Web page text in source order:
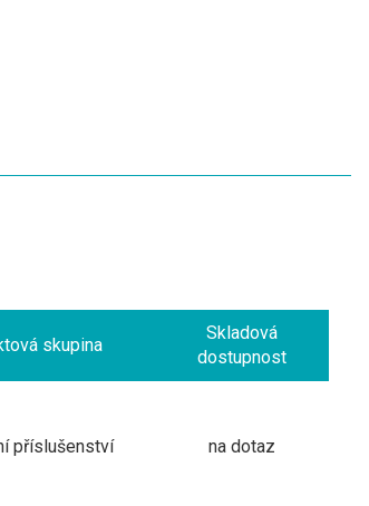
skupina
Skladová
dostupnost
příslušenství na dotaz